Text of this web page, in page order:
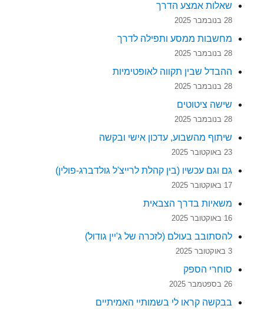
שאלות אמצע הדרך
28 בנובמבר 2025
מחשבות ממסע ותפילה לדרך
28 בנובמבר 2025
ההבדל שבין תקווה לאופטימיות
28 בנובמבר 2025
שישה ציטוטים
28 בנובמבר 2025
שיתוף מהשבוע, עדכון אישי ובקשה
23 באוקטובר 2025
גם וגם עכשיו (בין קהלת לרייצ'ל גולדברג-פולין)
17 באוקטובר 2025
משאיות בדרך הצבאית
16 באוקטובר 2025
להסתובב בעולם (לזכרה של ג'יין גודול)
3 באוקטובר 2025
סוחרי הספק
26 בספטמבר 2025
בבקשה קראו לי בשמותיי האמיתיים